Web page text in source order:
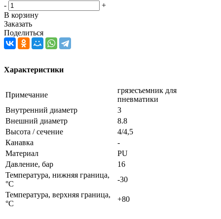
-
+
В корзину
Заказать
Поделиться
Характеристики
Примечание
грязесъемник для
пневматики
Внутренний диаметр
3
Внешний диаметр
8.8
Высота / сечение
4/4,5
Канавка
-
Материал
PU
Давление, бар
16
Температура, нижняя граница,
°C
-30
Температура, верхняя граница,
°C
+80